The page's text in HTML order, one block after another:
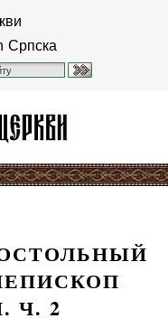
Српска
Ч. 2